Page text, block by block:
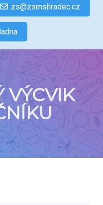
zs@zsmshradec.cz
VÝCVIK